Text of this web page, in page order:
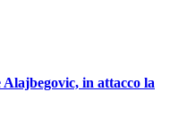
in attacco la